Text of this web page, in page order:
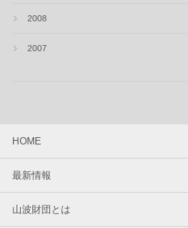
2008
2007
HOME
最新情報
山波財団とは